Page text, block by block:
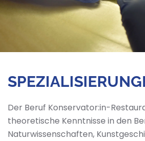
Der Beruf Konservator:in-
theoretische Kenntnisse in den
Naturwissenschaften,